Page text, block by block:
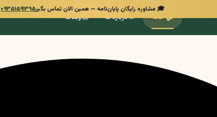
🎓 مشاوره رایگان پایان‌نامه — همین الان تماس بگیر۰۹۳۵۱۵۹۱۳۹۵
🏠خانه 👋درباره ما 📰وبلاگ